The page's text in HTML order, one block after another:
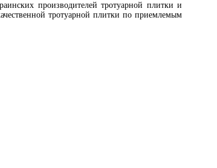
производителей тротуарной плитки и
тротуарной плитки по приемлемым